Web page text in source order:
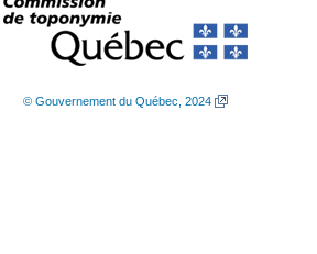
© Gouvernement du Québec, 2024